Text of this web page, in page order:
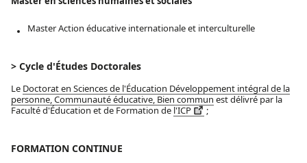
Master Action éducative internationale et interculturelle
> Cycle d'Études Doctorales
Le Doctorat en Sciences de l'Éducation Développement intégral de la
personne, Communauté éducative, Bien commun est délivré par la
Faculté d'Éducation et de Formation de l'ICP ;
FORMATION CONTINUE